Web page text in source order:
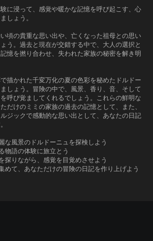
に浸って、感覚や暖かな記憶を呼び起こす、心
しょう。
頃の貴重な思い出や、亡くなった祖母との思い
う。過去と現在が交錯する中で、大人の選択と
憶を撚り合わせ、失われた家族の秘密を解き明
描かれた千変万化の夏の色彩を秘めたドルドー
しょう。冒険の中で、風景、香り、音、そして
呼び覚ましてくれるでしょう。これらの鮮明な
だけのミミの家族の過去の記憶として、また、
ジックで感動的な思い出として、あなたの日記
な風景のドルドーニュを探検しよう
物語の体験に旅立とう
探りながら、感覚を目覚めさせよう
めて、あなただけの冒険の日記を作り上げよう